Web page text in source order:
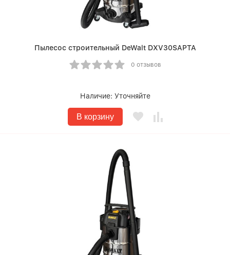
Пылесос строительный DeWalt DXV30SAPTA
0 отзывов
Наличие: Уточняйте
В корзину